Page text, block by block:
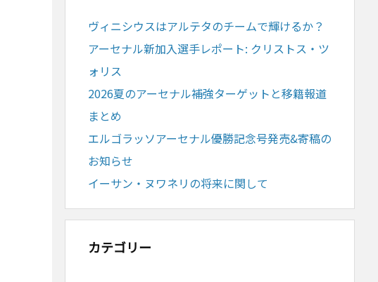
ヴィニシウスはアルテタのチームで輝けるか？
アーセナル新加入選手レポート: クリストス・ツ
ォリス
2026夏のアーセナル補強ターゲットと移籍報道
まとめ
エルゴラッソアーセナル優勝記念号発売&寄稿の
お知らせ
イーサン・ヌワネリの将来に関して
カテゴリー